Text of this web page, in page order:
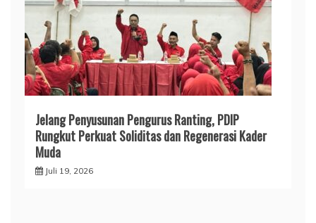
Jelang Penyusunan Pengurus Ranting, PDIP
Rungkut Perkuat Soliditas dan Regenerasi Kader
Muda
Juli 19, 2026